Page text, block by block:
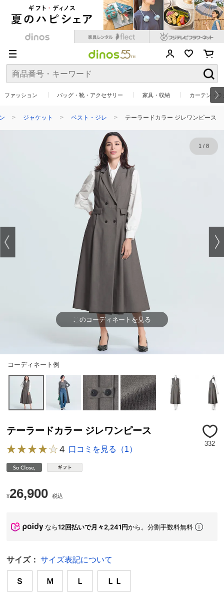
ファッション バッグ・靴・アクセサリー 家具・収納 カーテン・
ジャケット ベスト・ジレ テーラードカラー ジレワンピース
このコーディネートを見る
コーディネート例
1/ 8
テーラードカラー ジレワンピース
332
4 口コミを見る（1）
¥26,900 税込
なら12回払いで月々2,241円から。分割手数料無料
サイズ： サイズ表記について
Ｓ Ｍ Ｌ ＬＬ